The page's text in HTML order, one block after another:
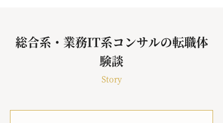
総合系・業務IT系コンサルの転職体
験談
Story